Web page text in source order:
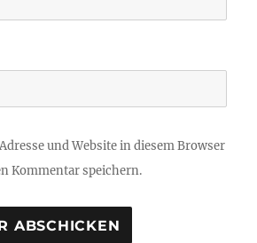
und Website in diesem Browser
Kommentar speichern.